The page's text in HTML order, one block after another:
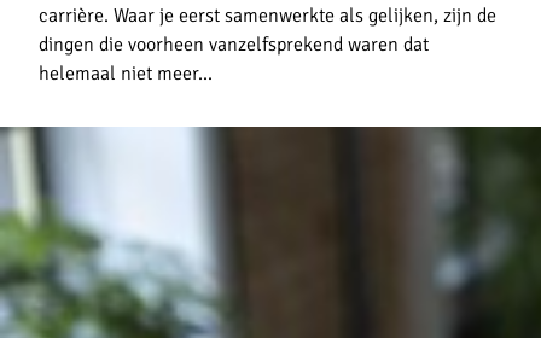
carrière. Waar je eerst samenwerkte als gelijken, zijn de
dingen die voorheen vanzelfsprekend waren dat
helemaal niet meer...